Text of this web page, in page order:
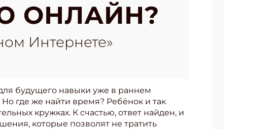
ОНЛАЙН?
Интернете»
будущего навыки уже в раннем
где же найти время? Ребёнок и так
кружках. К счастью, ответ найден, и
которые позволят не тратить